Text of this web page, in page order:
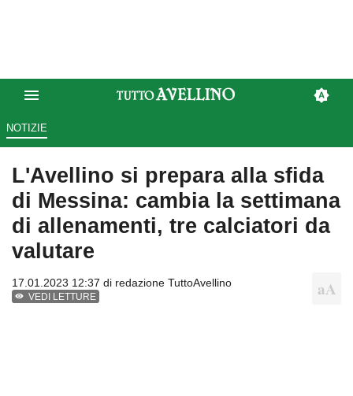
NOTIZIE
L'Avellino si prepara alla sfida
di Messina: cambia la settimana
di allenamenti, tre calciatori da
valutare
17.01.2023 12:37 di redazione TuttoAvellino
VEDI LETTURE